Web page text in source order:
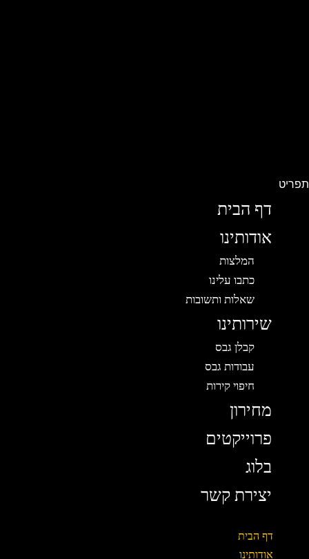
דף הבית
אודותינו
המלצות
כתבו עלינו
שאלות ותשובות
שירותינו
קבלן גבס
עבודות גבס
חיפוי קירות
מחירון
פרוייקטים
בלוג
יצירת קשר
דף הבית
אודותינו